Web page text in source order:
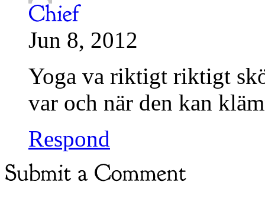
Jun 8, 2012
Yoga va riktigt riktigt
var och när den kan
Respond